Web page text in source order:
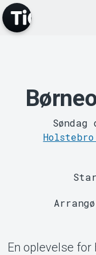
Søndag
En oplevelse